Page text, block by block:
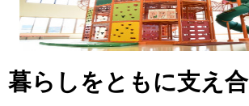
暮らしをともに支え合